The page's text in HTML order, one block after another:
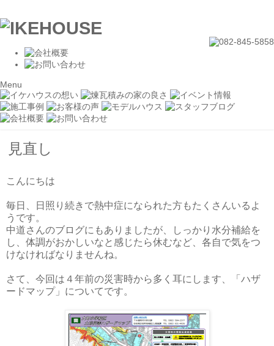
Menu
見直し
こんにちは
毎日、日照り続きで熱中症になられた方もたくさんいるよ
うです。
中道さんのブログにもありましたが、しっかり水分補給を
し、体調がおかしいなと感じたら休むなど、各自で気をつ
けなければなりませんね。
さて、今回は４年前の災害時から多く耳にします、「ハザ
ードマップ」についてです。